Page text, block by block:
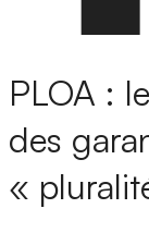
PLOA :
des
«